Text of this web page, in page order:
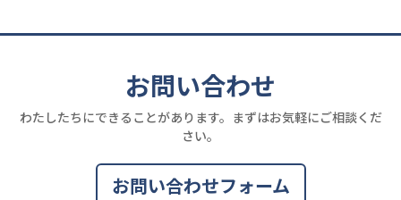
お問い合わせ
わたしたちにできることがあります。まずはお気軽にご相談くだ
さい。
お問い合わせフォーム